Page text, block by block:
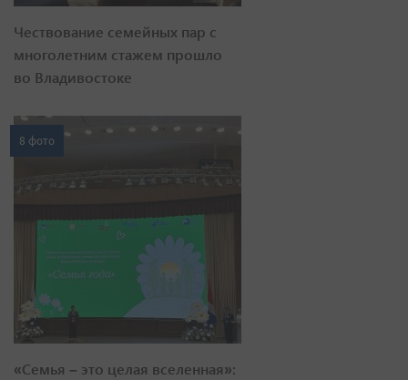
Чествование семейных пар с
многолетним стажем прошло
во Владивостоке
8 фото
«Семья – это целая вселенная»: